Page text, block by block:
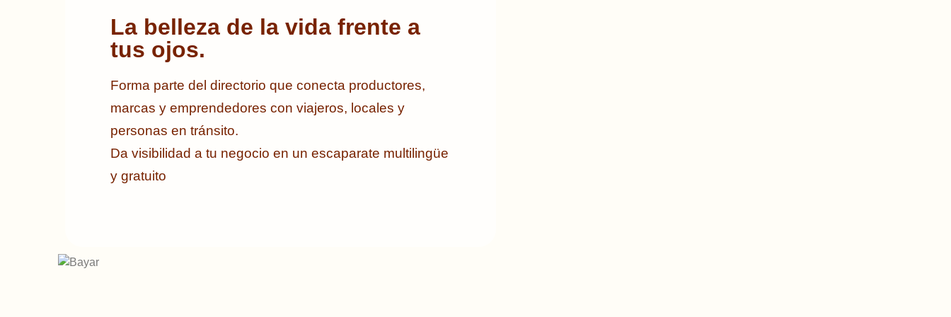
La belleza de la vida frente a
tus ojos.
Forma parte del directorio que conecta productores,
marcas y emprendedores con viajeros, locales y
personas en tránsito.
Da visibilidad a tu negocio en un escaparate multilingüe
y gratuito